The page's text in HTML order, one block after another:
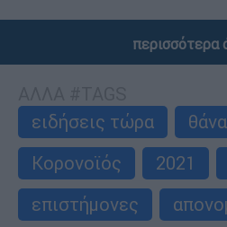
περισσότερα
ειδήσεις τώρα
Κορονοϊός
2021
επιστήμονες